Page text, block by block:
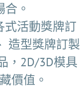
。
式活動獎牌訂
造型獎牌訂製
，2D/3D模具
價值。